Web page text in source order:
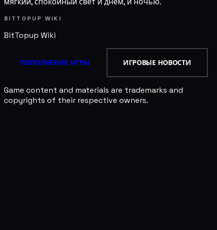
BITTOPUP WIKI
BitTopup Wiki
ПОПОЛНЕНИЕ ИГРЫ ИГРОВЫЕ НОВОСТИ
Game content and materials are trademarks and
copyrights of their respective owners.